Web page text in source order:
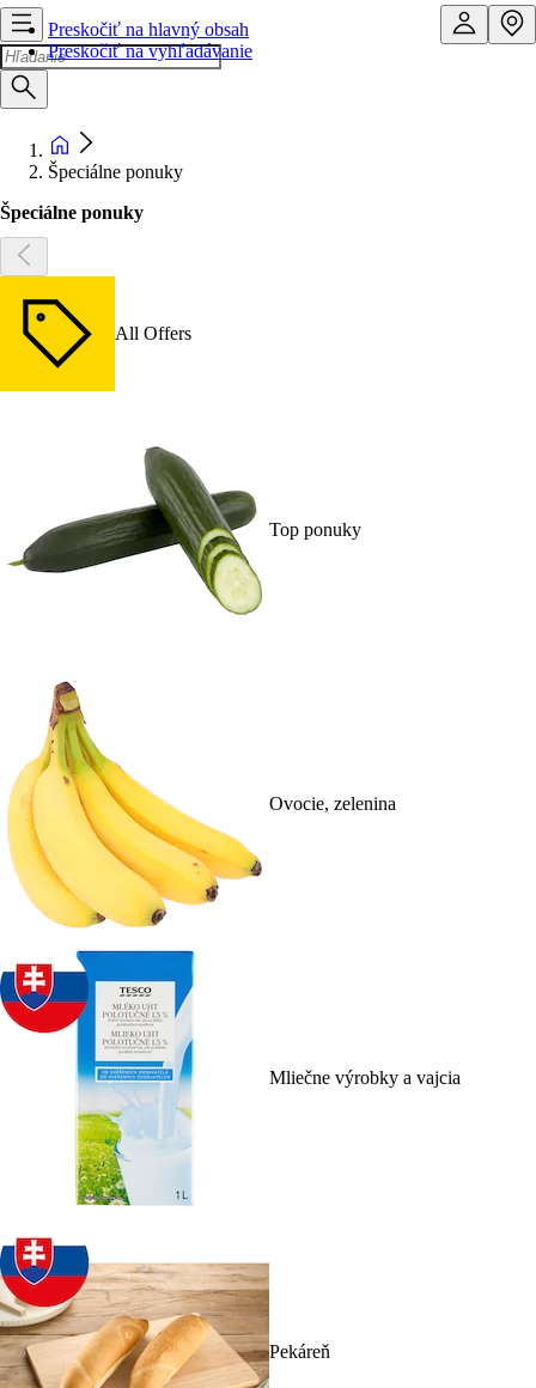
Preskočiť na hlavný obsah
Preskočiť na vyhľadávanie
Špeciálne ponuky
Špeciálne ponuky
All Offers
Top ponuky
Ovocie, zelenina
Mliečne výrobky a vajcia
Pekáreň